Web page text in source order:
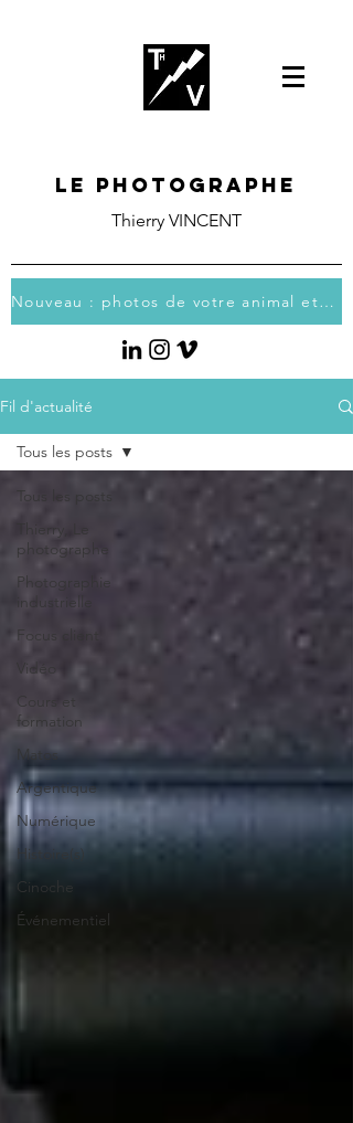
Le photographe
Thierry VINCENT
Nouveau : photos de votre animal et vous
Fil d'actualité
Tous les posts
Thierry, Le
photographe
Photographie
industrielle
Focus client
Vidéo
Cours et
formation
Matos
Argentique
Numérique
Histoire(s)
Cinoche
Événementiel
Tous les posts